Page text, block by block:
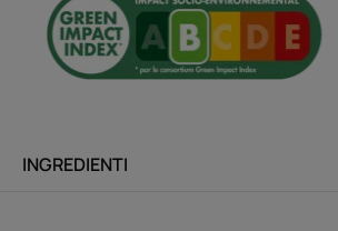
INGREDIENTI